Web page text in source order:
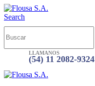
Search
LLAMANOS
(54) 11 2082-9324